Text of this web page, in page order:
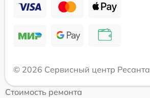
© 2026 Сервисный центр Ресанта
Стоимость ремонта